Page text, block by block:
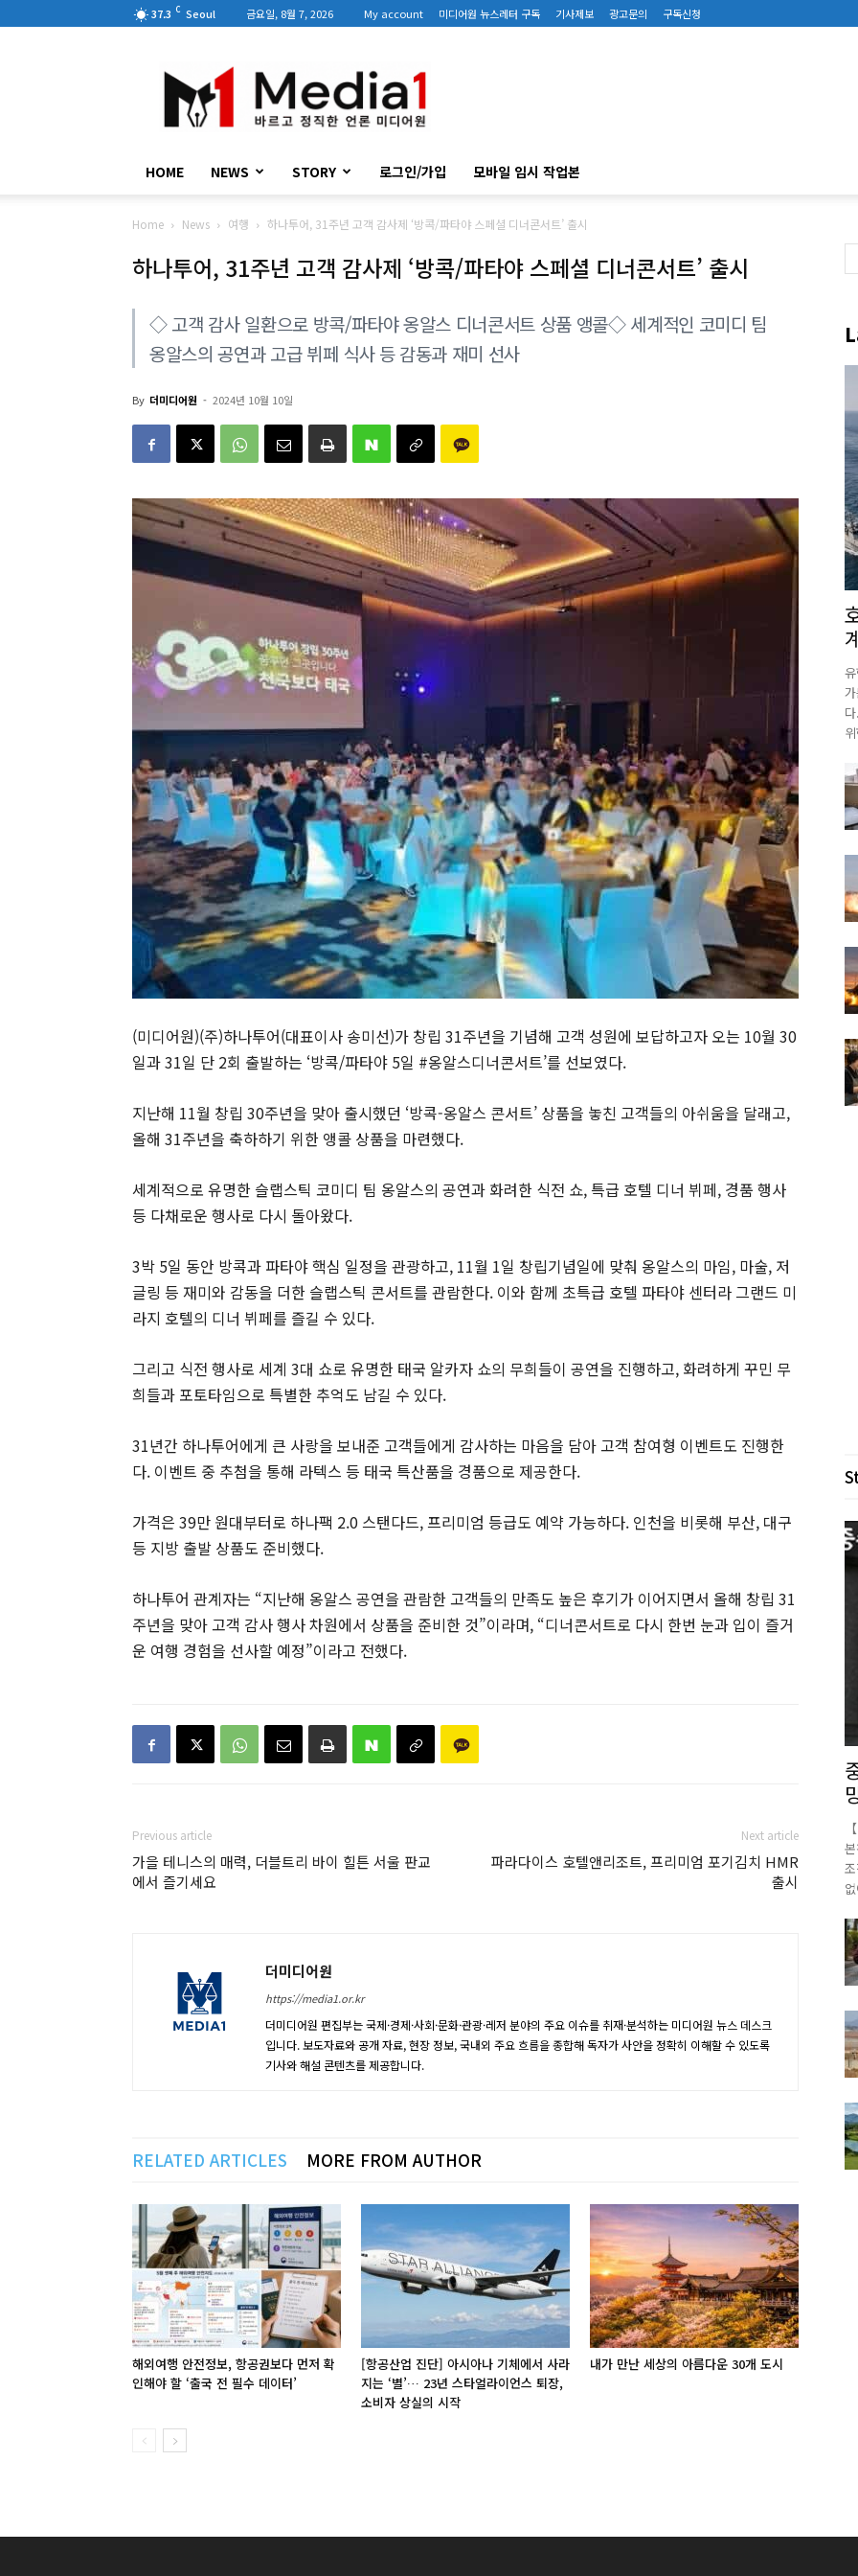
37.3 C Seoul 금요일, 8월 7, 2026 My account 미디어원 뉴스레터 구독 기사제보 광고문의 구독신청
디
어
원
HOME NEWS STORY 로그인/가입 모바일 임시 작업본
Home News 여행 하나투어, 31주년 고객 감사제 ‘방콕/파타야 스페셜 디너콘서트’ 출시
하나투어, 31주년 고객 감사제 ‘방콕/파타야 스페셜 디너콘서트’ 출시
◇ 고객 감사 일환으로 방콕/파타야 옹알스 디너콘서트 상품 앵콜◇ 세계적인 코미디 팀
옹알스의 공연과 고급 뷔페 식사 등 감동과 재미 선사
By 더미디어원 - 2024년 10월 10일
(미디어원)(주)하나투어(대표이사 송미선)가 창립 31주년을 기념해 고객 성원에 보답하고자 오는 10월 30
일과 31일 단 2회 출발하는 ‘방콕/파타야 5일 #옹알스디너콘서트’를 선보였다.
지난해 11월 창립 30주년을 맞아 출시했던 ‘방콕-옹알스 콘서트’ 상품을 놓친 고객들의 아쉬움을 달래고,
올해 31주년을 축하하기 위한 앵콜 상품을 마련했다.
세계적으로 유명한 슬랩스틱 코미디 팀 옹알스의 공연과 화려한 식전 쇼, 특급 호텔 디너 뷔페, 경품 행사
등 다채로운 행사로 다시 돌아왔다.
3박 5일 동안 방콕과 파타야 핵심 일정을 관광하고, 11월 1일 창립기념일에 맞춰 옹알스의 마임, 마술, 저
글링 등 재미와 감동을 더한 슬랩스틱 콘서트를 관람한다. 이와 함께 초특급 호텔 파타야 센터라 그랜드 미
라지 호텔의 디너 뷔페를 즐길 수 있다.
그리고 식전 행사로 세계 3대 쇼로 유명한 태국 알카자 쇼의 무희들이 공연을 진행하고, 화려하게 꾸민 무
희들과 포토타임으로 특별한 추억도 남길 수 있다.
31년간 하나투어에게 큰 사랑을 보내준 고객들에게 감사하는 마음을 담아 고객 참여형 이벤트도 진행한
다. 이벤트 중 추첨을 통해 라텍스 등 태국 특산품을 경품으로 제공한다.
가격은 39만 원대부터로 하나팩 2.0 스탠다드, 프리미엄 등급도 예약 가능하다. 인천을 비롯해 부산, 대구
등 지방 출발 상품도 준비했다.
하나투어 관계자는 “지난해 옹알스 공연을 관람한 고객들의 만족도 높은 후기가 이어지면서 올해 창립 31
주년을 맞아 고객 감사 행사 차원에서 상품을 준비한 것”이라며, “디너콘서트로 다시 한번 눈과 입이 즐거
운 여행 경험을 선사할 예정”이라고 전했다.
Previous article
가을 테니스의 매력, 더블트리 바이 힐튼 서울 판교
에서 즐기세요
Next article
파라다이스 호텔앤리조트, 프리미엄 포기김치 HMR
출시
더미디어원
https://media1.or.kr
더미디어원 편집부는 국제·경제·사회·문화·관광·레저 분야의 주요 이슈를 취재·분석하는 미디어원 뉴스 데스크
입니다. 보도자료와 공개 자료, 현장 정보, 국내외 주요 흐름을 종합해 독자가 사안을 정확히 이해할 수 있도록
기사와 해설 콘텐츠를 제공합니다.
RELATED ARTICLES MORE FROM AUTHOR
해외여행 안전정보, 항공권보다 먼저 확
인해야 할 ‘출국 전 필수 데이터’
[항공산업 진단] 아시아나 기체에서 사라
지는 ‘별’… 23년 스타얼라이언스 퇴장,
소비자 상실의 시작
내가 만난 세상의 아름다운 30개 도시